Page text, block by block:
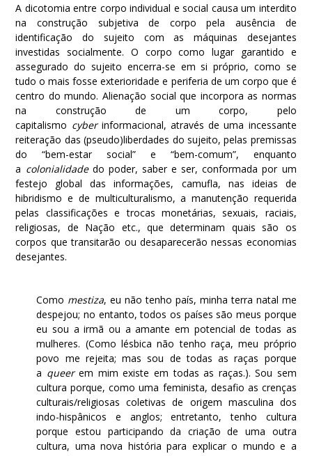
A dicotomia entre corpo individual e social causa um interdito
na construção subjetiva de corpo pela ausência de
identificação do sujeito com as máquinas desejantes
investidas socialmente. O corpo como lugar garantido e
assegurado do sujeito encerra-se em si próprio, como se
tudo o mais fosse exterioridade e periferia de um corpo que é
centro do mundo. Alienação social que incorpora as normas
na construção de um corpo, pelo
capitalismo cyberinformacional, através de uma incessante
reiteração das (pseudo)liberdades do sujeito, pelas premissas
do “bem-estar social” e “bem-comum”, enquanto
a colonialidadedo poder, saber e ser, conformada por um
festejo global das informações, camufla, nas ideias de
hibridismo e de multiculturalismo, a manutenção requerida
pelas classificações e trocas monetárias, sexuais, raciais,
religiosas, de Nação etc., que determinam quais são os
corpos que transitarão ou desaparecerão nessas economias
desejantes.
Como mestiza, eu não tenho país, minha terra natal me
despejou; no entanto, todos os países são meus porque
eu sou a irmã ou a amante em potencial de todas as
mulheres. (Como lésbica não tenho raça, meu próprio
povo me rejeita; mas sou de todas as raças porque
a queerem mim existe em todas as raças.). Sou sem
cultura porque, como uma feminista, desafio as crenças
culturais/religiosas coletivas de origem masculina dos
indo-hispânicos e anglos; entretanto, tenho cultura
porque estou participando da criação de uma outra
cultura, uma nova história para explicar o mundo e a